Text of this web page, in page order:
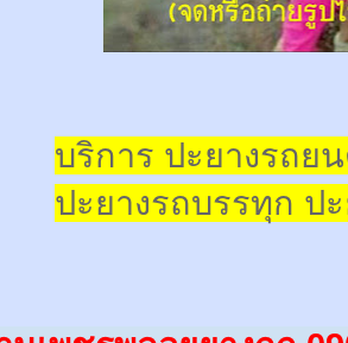
บริการ ปะยางรถย
ปะยางรถบรรทุก ป